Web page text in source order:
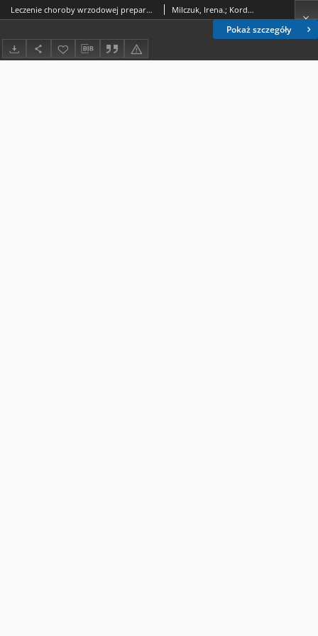
Pokaż szczegóły
Leczenie choroby wrzodowej preparatami mukoproteinowymi (Robudene - Robopharm) Milczuk, Irena.; Kordulska, Franciszka.